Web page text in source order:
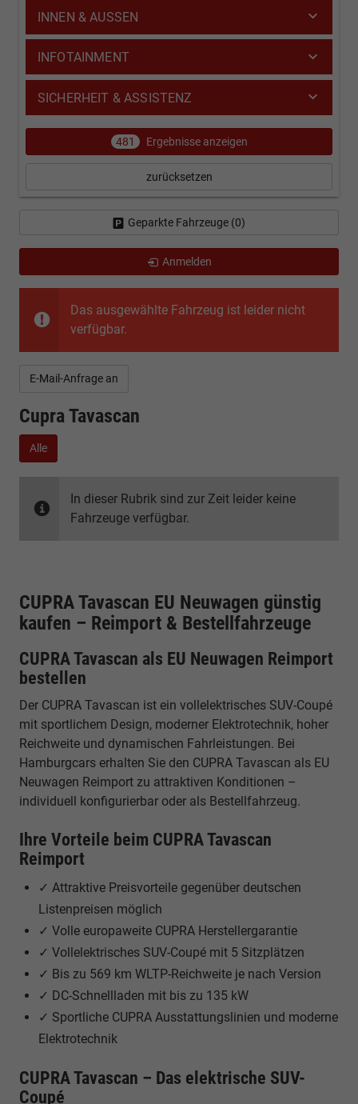
Das ausgewählte Fahrzeug ist leider nicht
verfügbar.
E-Mail-Anfrage an
Cupra Tavascan
Alle
In dieser Rubrik sind zur Zeit leider keine
Fahrzeuge verfügbar.
CUPRA Tavascan EU Neuwagen günstig
kaufen – Reimport & Bestellfahrzeuge
CUPRA Tavascan als EU Neuwagen Reimport
bestellen
Der CUPRA Tavascan ist ein vollelektrisches SUV-Coupé
mit sportlichem Design, moderner Elektrotechnik, hoher
Reichweite und dynamischen Fahrleistungen. Bei
Hamburgcars erhalten Sie den CUPRA Tavascan als EU
Neuwagen Reimport zu attraktiven Konditionen –
individuell konfigurierbar oder als Bestellfahrzeug.
Ihre Vorteile beim CUPRA Tavascan
Reimport
✓ Attraktive Preisvorteile gegenüber deutschen
Listenpreisen möglich
✓ Volle europaweite CUPRA Herstellergarantie
✓ Vollelektrisches SUV-Coupé mit 5 Sitzplätzen
✓ Bis zu 569 km WLTP-Reichweite je nach Version
✓ DC-Schnellladen mit bis zu 135 kW
✓ Sportliche CUPRA Ausstattungslinien und moderne
Elektrotechnik
CUPRA Tavascan – Das elektrische SUV-
Coupé
INNEN & AUSSEN
INFOTAINMENT
SICHERHEIT & ASSISTENZ
481 Ergebnisse anzeigen
zurücksetzen
Geparkte Fahrzeuge (0)
Anmelden